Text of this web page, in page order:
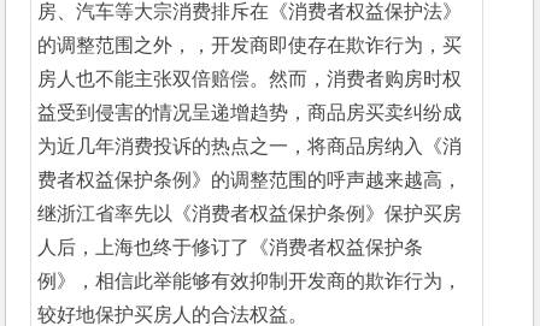
房、汽车等大宗消费排斥在《消费者权益保护法》
的调整范围之外，，开发商即使存在欺诈行为，买
房人也不能主张双倍赔偿。然而，消费者购房时权
益受到侵害的情况呈递增趋势，商品房买卖纠纷成
为近几年消费投诉的热点之一，将商品房纳入《消
费者权益保护条例》的调整范围的呼声越来越高，
继浙江省率先以《消费者权益保护条例》保护买房
人后，上海也终于修订了《消费者权益保护条
例》，相信此举能够有效抑制开发商的欺诈行为，
较好地保护买房人的合法权益。